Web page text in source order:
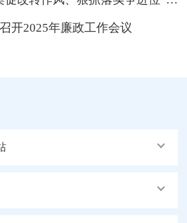
开2025年廉政工作会议